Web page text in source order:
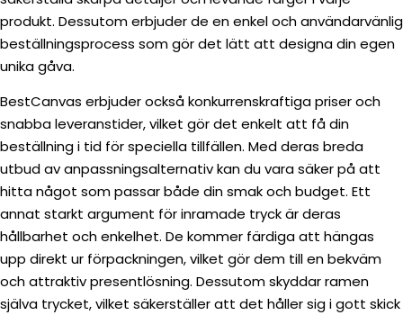
produkt. Dessutom erbjuder de en enkel och användarvänlig
beställningsprocess som gör det lätt att designa din egen
unika gåva.
BestCanvas erbjuder också konkurrenskraftiga priser och
snabba leveranstider, vilket gör det enkelt att få din
beställning i tid för speciella tillfällen. Med deras breda
utbud av anpassningsalternativ kan du vara säker på att
hitta något som passar både din smak och budget. Ett
annat starkt argument för inramade tryck är deras
hållbarhet och enkelhet. De kommer färdiga att hängas
upp direkt ur förpackningen, vilket gör dem till en bekväm
och attraktiv presentlösning. Dessutom skyddar ramen
själva trycket, vilket säkerställer att det håller sig i gott skick